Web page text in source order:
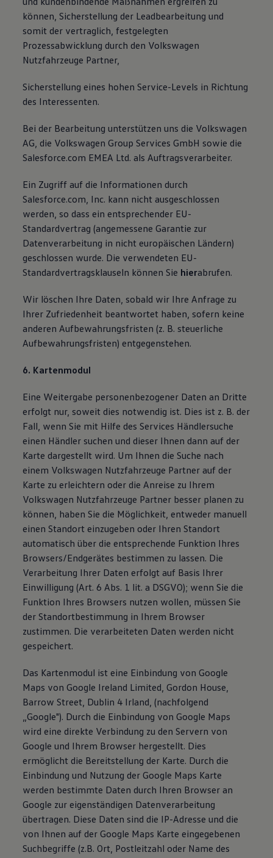
können, Sicherstellung der Leadbearbeitung und
somit der vertraglich, festgelegten
Prozessabwicklung durch den Volkswagen
Nutzfahrzeuge Partner,
Sicherstellung eines hohen Service-Levels in Richtung
des Interessenten.
Bei der Bearbeitung unterstützen uns die Volkswagen
AG, die Volkswagen Group Services GmbH sowie die
Salesforce.com EMEA Ltd. als Auftragsverarbeiter.
Ein Zugriff auf die Informationen durch
Salesforce.com, Inc. kann nicht ausgeschlossen
werden, so dass ein entsprechender EU-
Standardvertrag (angemessene Garantie zur
Datenverarbeitung in nicht europäischen Ländern)
geschlossen wurde. Die verwendeten EU-
Standardvertragsklauseln können Sie hierabrufen.
Wir löschen Ihre Daten, sobald wir Ihre Anfrage zu
Ihrer Zufriedenheit beantwortet haben, sofern keine
anderen Aufbewahrungsfristen (z. B. steuerliche
Aufbewahrungsfristen) entgegenstehen.
6. Kartenmodul
Eine Weitergabe personenbezogener Daten an Dritte
erfolgt nur, soweit dies notwendig ist. Dies ist z. B. der
Fall, wenn Sie mit Hilfe des Services Händlersuche
einen Händler suchen und dieser Ihnen dann auf der
Karte dargestellt wird. Um Ihnen die Suche nach
einem Volkswagen Nutzfahrzeuge Partner auf der
Karte zu erleichtern oder die Anreise zu Ihrem
Volkswagen Nutzfahrzeuge Partner besser planen zu
können, haben Sie die Möglichkeit, entweder manuell
einen Standort einzugeben oder Ihren Standort
automatisch über die entsprechende Funktion Ihres
Browsers/Endgerätes bestimmen zu lassen. Die
Verarbeitung Ihrer Daten erfolgt auf Basis Ihrer
Einwilligung (Art. 6 Abs. 1 lit. a DSGVO); wenn Sie die
Funktion Ihres Browsers nutzen wollen, müssen Sie
der Standortbestimmung in Ihrem Browser
zustimmen. Die verarbeiteten Daten werden nicht
gespeichert.
Das Kartenmodul ist eine Einbindung von Google
Maps von Google Ireland Limited, Gordon House,
Barrow Street, Dublin 4 Irland, (nachfolgend
„Google"). Durch die Einbindung von Google Maps
wird eine direkte Verbindung zu den Servern von
Google und Ihrem Browser hergestellt. Dies
ermöglicht die Bereitstellung der Karte. Durch die
Einbindung und Nutzung der Google Maps Karte
werden bestimmte Daten durch Ihren Browser an
Google zur eigenständigen Datenverarbeitung
übertragen. Diese Daten sind die IP-Adresse und die
von Ihnen auf der Google Maps Karte eingegebenen
Suchbegriffe (z.B. Ort, Postleitzahl oder Name des